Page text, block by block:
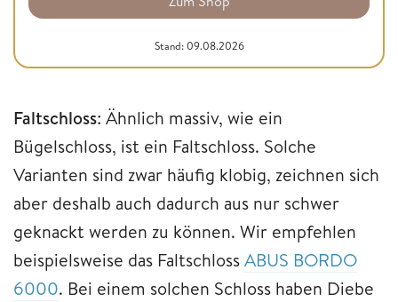
Stand: 09.08.2026
Faltschloss: Ähnlich massiv, wie ein
Bügelschloss, ist ein Faltschloss. Solche
Varianten sind zwar häufig klobig, zeichnen sich
aber deshalb auch dadurch aus nur schwer
geknackt werden zu können. Wir empfehlen
beispielsweise das FaltschlossABUS BORDO
6000. Bei einem solchen Schloss haben Diebe